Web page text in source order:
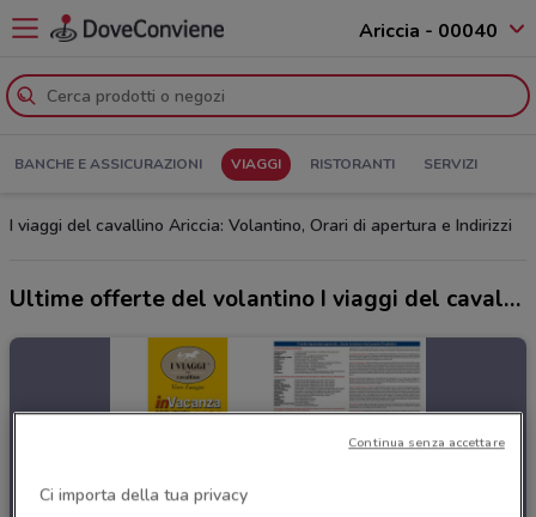
Ariccia - 00040
BANCHE E ASSICURAZIONI VIAGGI RISTORANTI SERVIZI
I viaggi del cavallino Ariccia: Volantino, Orari di apertura e Indirizzi
Ultime offerte del volantino I viaggi del cavallino
Ci importa della tua privacy
Continua senza accettare